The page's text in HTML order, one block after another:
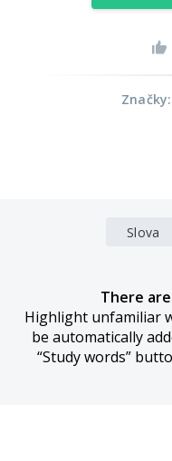
Značky:
Slova
There
Highlight unfamiliar
be automatically
“Study words”